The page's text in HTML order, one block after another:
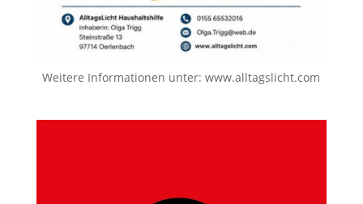
Weitere Informationen unter:www.alltagslicht.com